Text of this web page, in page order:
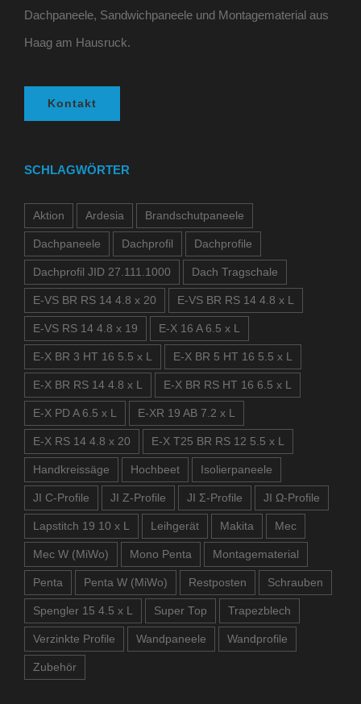
Dachpaneele, Sandwichpaneele und Montagematerial aus
Haag am Hausruck.
Kontakt
SCHLAGWÖRTER
Aktion Ardesia Brandschutpaneele
Dachpaneele Dachprofil Dachprofile
Dachprofil JID 27.111.1000 Dach Tragschale
E-VS BR RS 14 4.8 x 20 E-VS BR RS 14 4.8 x L
E-VS RS 14 4.8 x 19 E-X 16 A 6.5 x L
E-X BR 3 HT 16 5.5 x L E-X BR 5 HT 16 5.5 x L
E-X BR RS 14 4.8 x L E-X BR RS HT 16 6.5 x L
E-X PD A 6.5 x L E-XR 19 AB 7.2 x L
E-X RS 14 4.8 x 20 E-X T25 BR RS 12 5.5 x L
Handkreissäge Hochbeet Isolierpaneele
JI C-Profile JI Z-Profile JI Σ-Profile JI Ω-Profile
Lapstitch 19 10 x L Leihgerät Makita Mec
Mec W (MiWo) Mono Penta Montagematerial
Penta Penta W (MiWo) Restposten Schrauben
Spengler 15 4.5 x L Super Top Trapezblech
Verzinkte Profile Wandpaneele Wandprofile
Zubehör